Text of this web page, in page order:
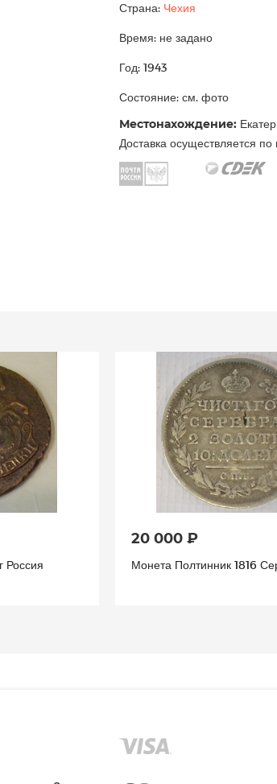
Страна: Чехия
Время: не задано
Год: 1943
Состояние: см. фото
Местонахождение:
Доставка осуществляется
Россия
20 000 ₽
Монета Полтинник 1816